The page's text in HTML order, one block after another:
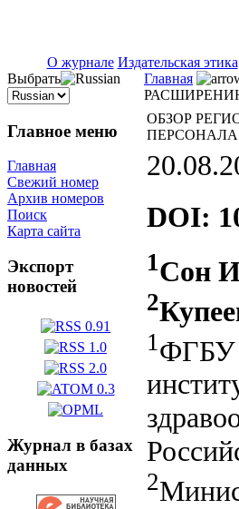
О журнале Издательская этика
Выбрать
Главное меню
Главная
Свежий номер
Архив номеров
Поиск
Карта сайта
Экспорт
новостей
Журнал в базах
данных
Главная
ОБЗОР
ПЕРСОНАЛА
DOI:
1Сон
2
1 ФГБУ
2